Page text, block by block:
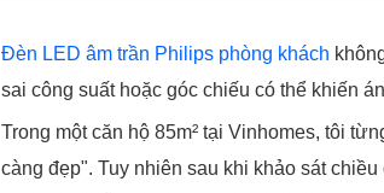
Đèn LED âm trần Philips phòng khách
sai công suất hoặc góc chiếu có thể khiến
Trong một căn hộ 85m² tại Vinhomes, tôi
càng đẹp". Tuy nhiên sau khi khảo sát